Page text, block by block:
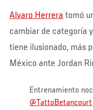
Alvaro Herrera tomó
cambiar de categoría
tiene ilusionado, más
México ante Jordan
Entrenamiento
@TattoBetancourt